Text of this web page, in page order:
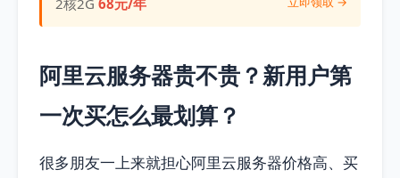
2核2G68元/年
阿里云服务器贵不贵？新用户第
一次买怎么最划算？
很多朋友一上来就担心阿里云服务器价格高、买